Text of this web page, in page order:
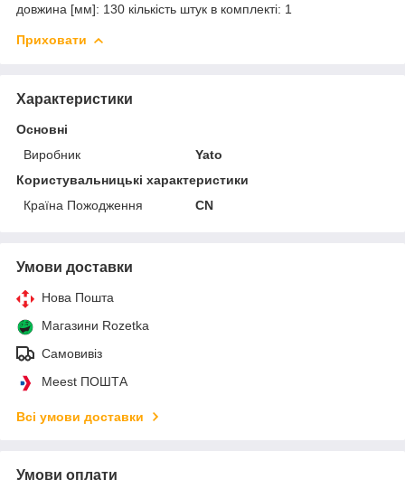
довжина [мм]: 130 кількість штук в комплекті: 1
Приховати
Характеристики
Основні
Виробник
Yato
Користувальницькі характеристики
Країна Пожодження
CN
Умови доставки
Нова Пошта
Магазини Rozetka
Самовивіз
Meest ПОШТА
Всі умови доставки
Умови оплати